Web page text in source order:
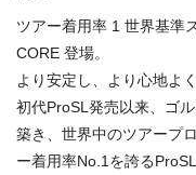
ツアー着用率 1 世界基準
CORE 登場。
より安定し、より心地よ
初代ProSL発売以来、ゴ
築き、世界中のツアープ
ー着用率No.1を誇る